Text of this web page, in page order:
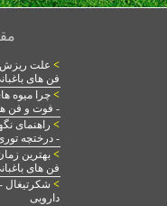
> علت ریزش
فن های
> چرا میوه
- فوت و فن
> راهنمای
- درختچه
> بهترین
فن های
> شکرتیغال
دارویی